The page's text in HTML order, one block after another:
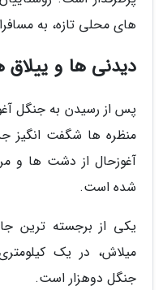
های محلی تازه، به
دیدنی ها و ییلاق
پس از رسیدن به جنگل
منظره ها شگفت انگیز
آغوزحال از دشت ها و
شده است.
یکی از برجسته ترین
میلاش، در یک
جنگل دوهزار است.